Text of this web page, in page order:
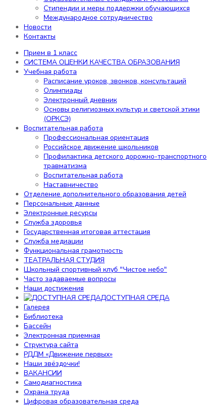
обучающихся
Организация питания в образовательной
организации
Образовательные стандарты и
требования
Стипендии и меры поддержки
обучающихся
Международное сотрудничество
Новости
Контакты
Содержание
Прием в 1 класс
СИСТЕМА ОЦЕНКИ КАЧЕСТВА ОБРАЗОВАНИЯ
Учебная работа
Расписание уроков, звонков,
консультаций
Олимпиады
Электронный дневник
Основы религиозных культур и
светской этики (ОРКСЭ)
Воспитательная работа
Профессиональная ориентация
Российское движение школьников
Профилактика детского дорожно-
транспортного травматизма
Воспитательная работа
Наставничество
Отделение дополнительного образования детей
Персональные данные
Электронные ресурсы
Служба здоровья
Государственная итоговая аттестация
Служба медиации
Функциональная грамотность
ТЕАТРАЛЬНАЯ СТУДИЯ
Школьный спортивный клуб "Чистое небо"
Часто задаваемые вопросы
Наши достижения
ДОСТУПНАЯ СРЕДА
Стипендии и меры поддержки обучающихся
Международное сотрудничество
Новости
Контакты
Прием в 1 класс
СИСТЕМА ОЦЕНКИ КАЧЕСТВА ОБРАЗОВАНИЯ
Учебная работа
Расписание уроков, звонков, консультаций
Олимпиады
Электронный дневник
Основы религиозных культур и светской этики
(ОРКСЭ)
Воспитательная работа
Профессиональная ориентация
Российское движение школьников
Профилактика детского дорожно-транспортного
травматизма
Воспитательная работа
Наставничество
Отделение дополнительного образования детей
Персональные данные
Электронные ресурсы
Служба здоровья
Государственная итоговая аттестация
Служба медиации
Функциональная грамотность
ТЕАТРАЛЬНАЯ СТУДИЯ
Школьный спортивный клуб "Чистое небо"
Часто задаваемые вопросы
Наши достижения
ДОСТУПНАЯ СРЕДА
Галерея
Библиотека
Бассейн
Электронная приемная
Структура сайта
РДДМ «Движение первых»
Наши звёздочки!
ВАКАНСИИ
Самодиагностика
Охрана труда
Цифровая образовательная среда